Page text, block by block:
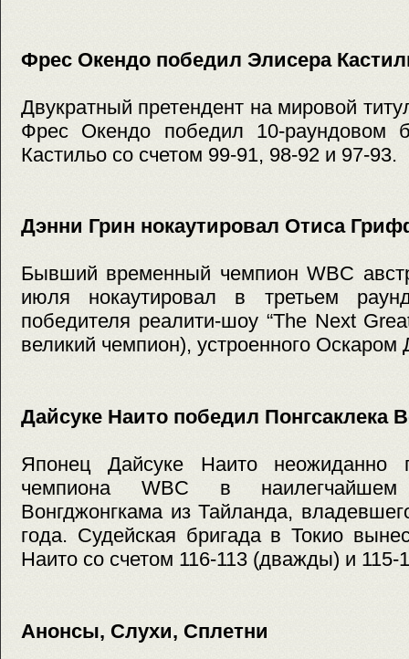
Фрес Окендо победил Элисера
Двукратный претендент на мировой
Фрес Окендо победил 10-раундовом
Кастильо со счетом 99-91, 98-92 и 97-93.
Дэнни Грин нокаутировал Отиса
Бывший временный чемпион WBC
июля нокаутировал в третьем
победителя реалити-шоу “The Next
великий чемпион), устроенного
Дайсуке Наито победил Понгсаклека
Японец Дайсуке Наито неожиданно
чемпиона WBC в наилегчайшем
Вонгджонгкама из Тайланда,
года. Судейская бригада в Токио
Наито со счетом 116-113 (дважды) и 115-
Анонсы, Слухи, Сплетни